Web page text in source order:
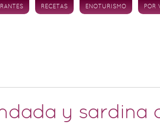
RECETAS ENOTURISMO POR
y sardina